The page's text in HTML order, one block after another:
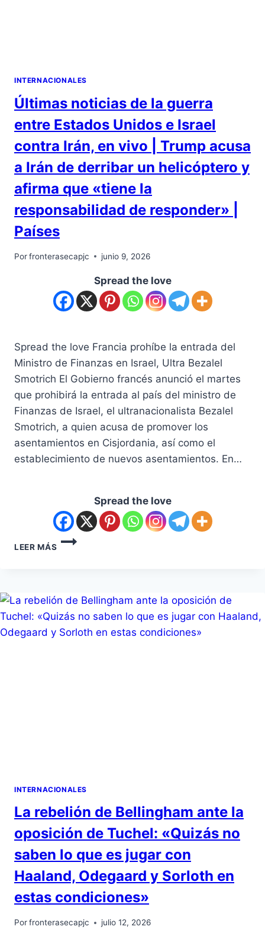
INTERNACIONALES
Últimas noticias de la guerra
entre Estados Unidos e Israel
contra Irán, en vivo | Trump acusa
a Irán de derribar un helicóptero y
afirma que «tiene la
responsabilidad de responder» |
Países
Porfronterasecapjc junio 9, 2026
Spread the love
Spread the love Francia prohíbe la entrada del
Ministro de Finanzas en Israel, Ultra Bezalel
Smotrich El Gobierno francés anunció el martes
que prohibirá la entrada al país del ministro de
Finanzas de Israel, el ultranacionalista Bezalel
Smotrich, a quien acusa de promover los
asentamientos en Cisjordania, así como el
establecimiento de nuevos asentamientos. En…
Spread the love
LEER MÁS
INTERNACIONALES
La rebelión de Bellingham ante la
oposición de Tuchel: «Quizás no
saben lo que es jugar con
Haaland, Odegaard y Sorloth en
estas condiciones»
Porfronterasecapjc julio 12, 2026